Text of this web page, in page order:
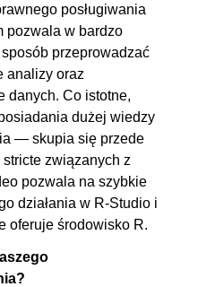
00:13:35
00:07:00
00:16:14
00:06:48
00:12:08
posługiwania
pozwala w bardzo
przeprowadzać
analizy oraz
danych. Co istotne,
dużej wiedzy
— skupia się przede
związanych z
pozwala na szybkie
działania w R-Studio i
oferuje środowisko R.